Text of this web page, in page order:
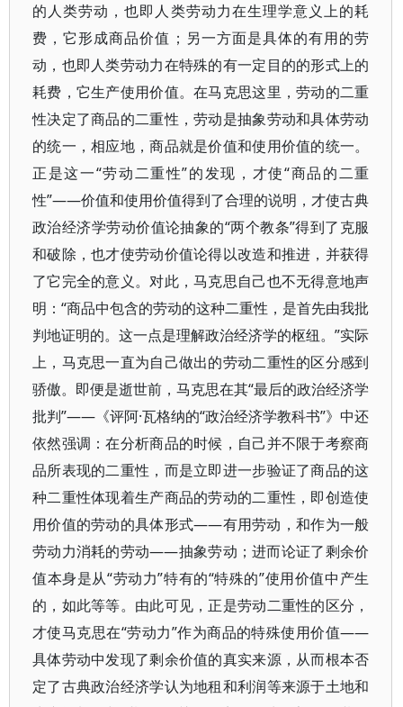
的人类劳动，也即人类劳动力在生理学意义上的耗
费，它形成商品价值；另一方面是具体的有用的劳
动，也即人类劳动力在特殊的有一定目的的形式上的
耗费，它生产使用价值。在马克思这里，劳动的二重
性决定了商品的二重性，劳动是抽象劳动和具体劳动
的统一，相应地，商品就是价值和使用价值的统一。
正是这一“劳动二重性”的发现，才使“商品的二重
性”——价值和使用价值得到了合理的说明，才使古典
政治经济学劳动价值论抽象的“两个教条”得到了克服
和破除，也才使劳动价值论得以改造和推进，并获得
了它完全的意义。对此，马克思自己也不无得意地声
明：“商品中包含的劳动的这种二重性，是首先由我批
判地证明的。这一点是理解政治经济学的枢纽。”实际
上，马克思一直为自己做出的劳动二重性的区分感到
骄傲。即便是逝世前，马克思在其“最后的政治经济学
批判”——《评阿·瓦格纳的“政治经济学教科书”》中还
依然强调：在分析商品的时候，自己并不限于考察商
品所表现的二重性，而是立即进一步验证了商品的这
种二重性体现着生产商品的劳动的二重性，即创造使
用价值的劳动的具体形式——有用劳动，和作为一般
劳动力消耗的劳动——抽象劳动；进而论证了剩余价
值本身是从“劳动力”特有的“特殊的”使用价值中产生
的，如此等等。由此可见，正是劳动二重性的区分，
才使马克思在“劳动力”作为商品的特殊使用价值——
具体劳动中发现了剩余价值的真实来源，从而根本否
定了古典政治经济学认为地租和利润等来源于土地和